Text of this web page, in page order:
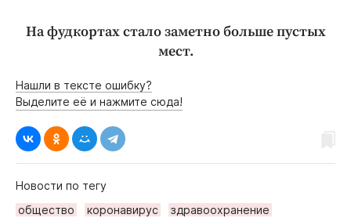
На фудкортах стало заметно больше пустых
мест.
Нашли в тексте ошибку?
Выделите её и нажмите сюда!
Новости по тегу
общество
коронавирус
здравоохранение